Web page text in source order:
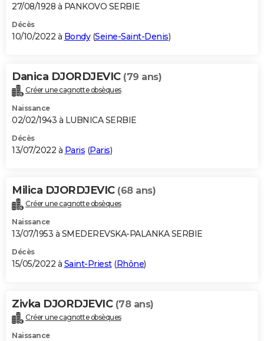
27/08/1928 à PANKOVO SERBIE
Décès
10/10/2022 à Bondy(Seine-Saint-Denis)
Danica DJORDJEVIC (79 ans)
Créer une cagnotte obsèques
Naissance
02/02/1943 à LUBNICA SERBIE
Décès
13/07/2022 à Paris (Paris)
Milica DJORDJEVIC (68 ans)
Créer une cagnotte obsèques
Naissance
13/07/1953 à SMEDEREVSKA-PALANKA SERBIE
Décès
15/05/2022 à Saint-Priest(Rhône)
Zivka DJORDJEVIC (78 ans)
Créer une cagnotte obsèques
Naissance